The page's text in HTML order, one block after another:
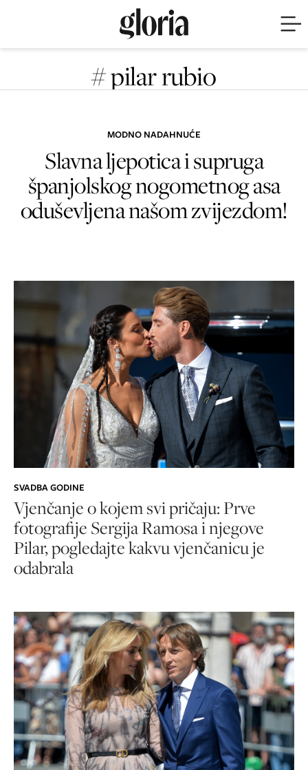
# pilar rubio
MODNO NADAHNUĆE
Slavna ljepotica i supruga
španjolskog nogometnog asa
oduševljena našom zvijezdom!
SVADBA GODINE
Vjenčanje o kojem svi pričaju: Prve
fotografije Sergija Ramosa i njegove
Pilar, pogledajte kakvu vjenčanicu je
odabrala